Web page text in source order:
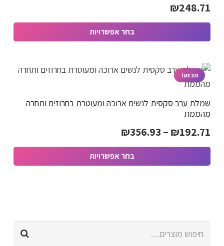
לבחור
את
המוצר
₪248.71
בחר אפשרויות
זה
יש
מספר
סוגים.
ניתן
לבחור
את
מבצע!
שמלת ערב סקסית לנשים ארוכה ומעוטרת בחרוזים ותחרה
מהממת
₪192.71
–
₪356.93
מחירים:
בחר אפשרויות